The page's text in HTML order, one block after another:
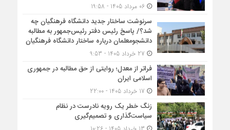
06 مرداد 1405 - 19:58
سرنوشت ساختار جدید دانشگاه فرهنگیان چه
شد؟/ پاسخ رئیس دفتر رئیس‌جمهور به مطالبه
دانشجومعلمان درباره ساختار دانشگاه فرهنگیان
فراتر از معدل؛ روایتی از حق مطالبه در جمهوری
اسلامی ایران
زنگ خطر یک رویه نادرست در نظام
سیاست‌گذاری و تصمیم‌گیری